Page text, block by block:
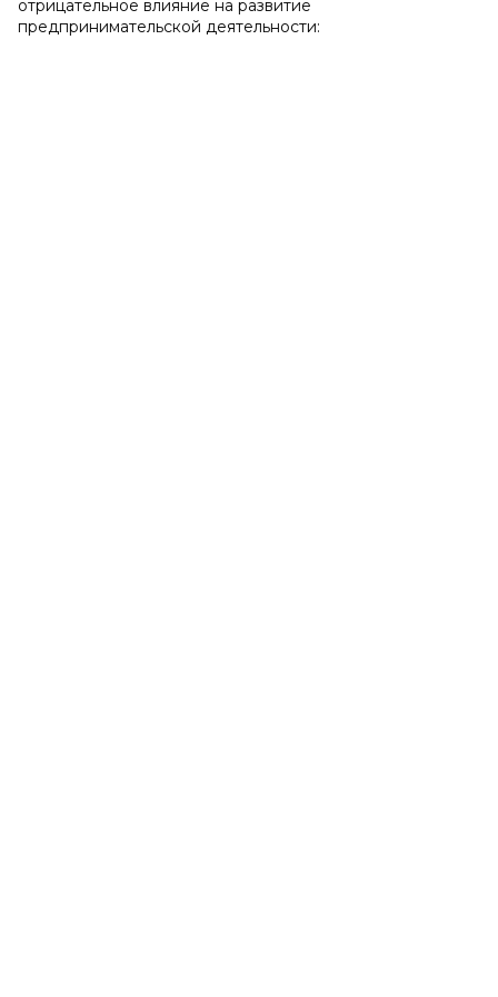
отрицательное влияние на развитие
предпринимательской деятельности: